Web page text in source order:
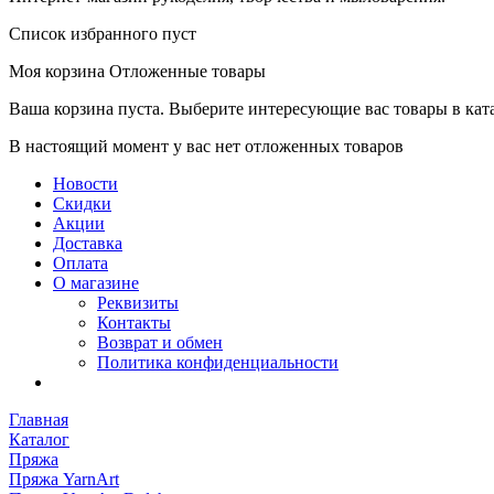
Список избранного пуст
Моя корзина Отложенные товары
Ваша корзина пуста. Выберите интересующие вас товары в
В настоящий момент у вас нет отложенных товаров
Новости
Скидки
Акции
Доставка
Оплата
О магазине
Реквизиты
Контакты
Возврат и обмен
Политика конфиденциальности
Главная
Каталог
Пряжа
Пряжа YarnArt